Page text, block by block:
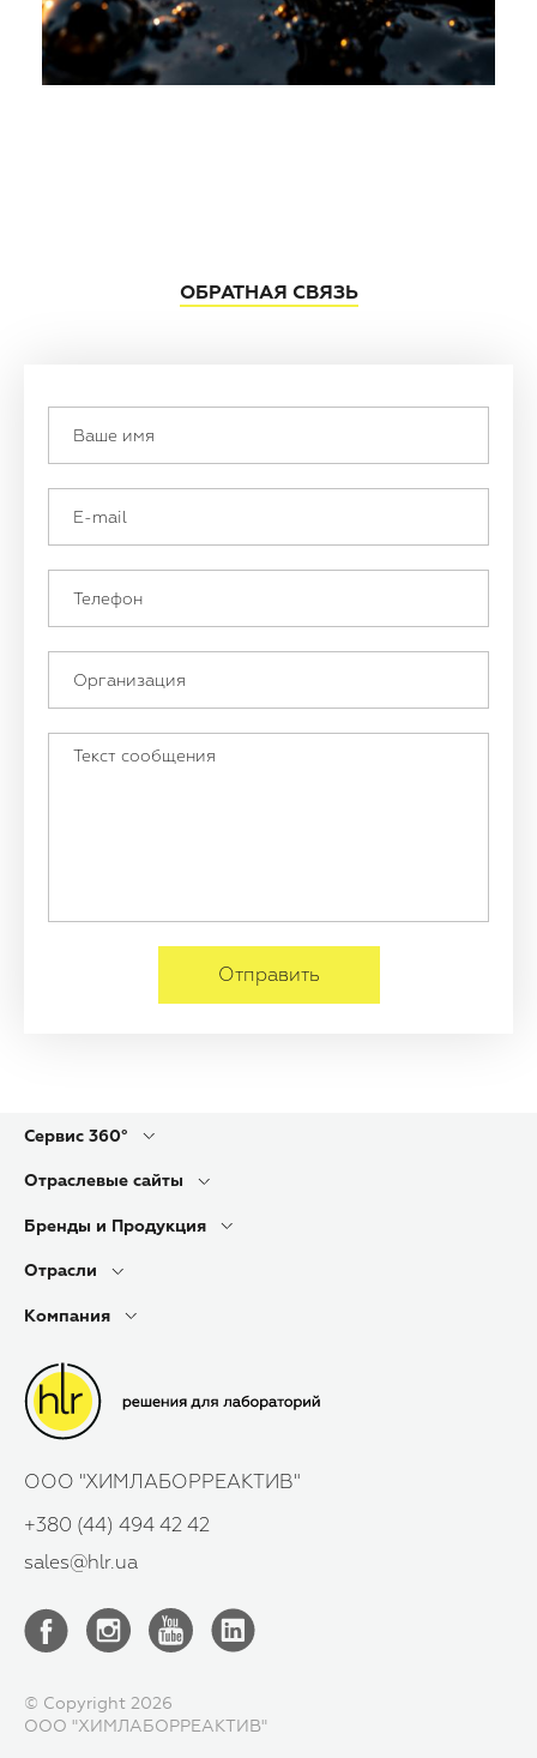
ОБРАТНАЯ СВЯЗЬ
Отправить
Сервис 360°
Отраслевые сайты
Бренды и Продукция
Отрасли
Компания
ООО "ХИМЛАБОРРЕАКТИВ"
+380 (44) 494 42 42
sales@hlr.ua
© Copyright 2026
ООО "ХИМЛАБОРРЕАКТИВ"